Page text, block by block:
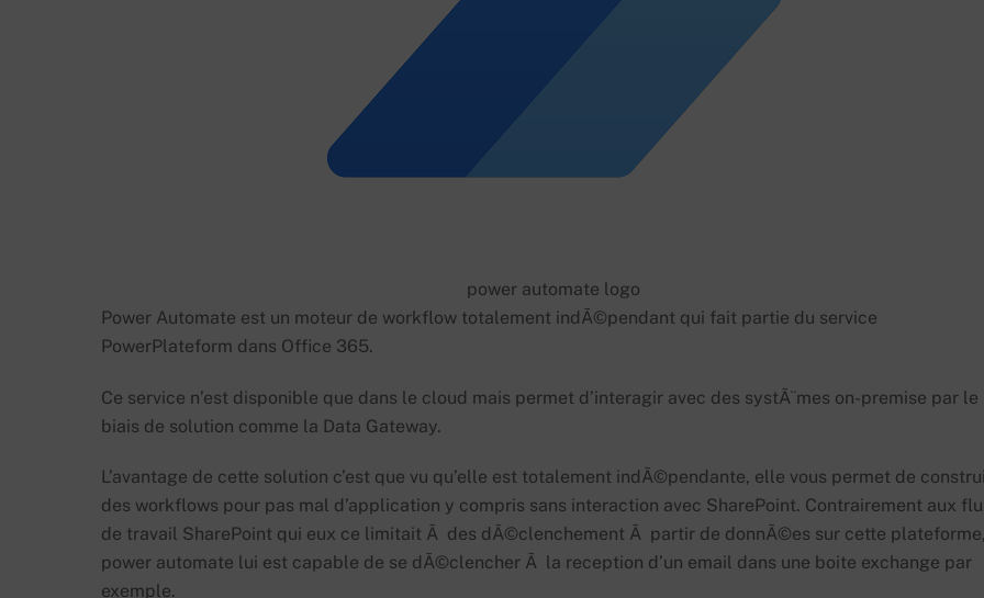
power automate logo
Power Automate est un moteur de workflow totalement indÃ©pendant qui fait partie du service
PowerPlateform dans Office 365.
Ce service n’est disponible que dans le cloud mais permet d’interagir avec des systÃ¨mes on-premise par le
biais de solution comme la Data Gateway.
L’avantage de cette solution c’est que vu qu’elle est totalement indÃ©pendante, elle vous permet de
des workflows pour pas mal d’application y compris sans interaction avec SharePoint. Contrairement aux
de travail SharePoint qui eux ce limitait Ã des dÃ©clenchement Ã partir de donnÃ©es sur cette
power automate lui est capable de se dÃ©clencher Ã la reception d’un email dans une boite exchange par
exemple.